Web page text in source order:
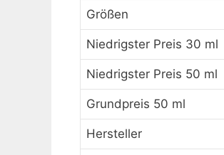
Größen
Niedrigster Preis 30 ml
Niedrigster Preis 50 ml
Grundpreis 50 ml
Hersteller